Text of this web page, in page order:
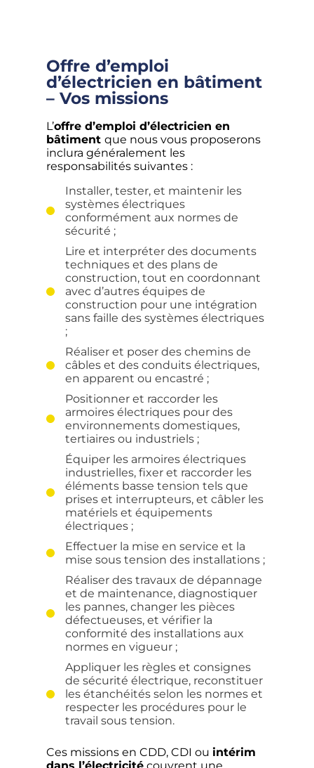
Offre d’emploi
d’électricien en bâtiment
– Vos missions
L’offre d’emploi d’électricien en
bâtiment que nous vous proposerons
inclura généralement les
responsabilités suivantes :
Installer, tester, et maintenir les
systèmes électriques
conformément aux normes de
sécurité ;
Lire et interpréter des documents
techniques et des plans de
construction, tout en coordonnant
avec d’autres équipes de
construction pour une intégration
sans faille des systèmes électriques
;
Réaliser et poser des chemins de
câbles et des conduits électriques,
en apparent ou encastré ;
Positionner et raccorder les
armoires électriques pour des
environnements domestiques,
tertiaires ou industriels ;
Équiper les armoires électriques
industrielles, fixer et raccorder les
éléments basse tension tels que
prises et interrupteurs, et câbler les
matériels et équipements
électriques ;
Effectuer la mise en service et la
mise sous tension des installations ;
Réaliser des travaux de dépannage
et de maintenance, diagnostiquer
les pannes, changer les pièces
défectueuses, et vérifier la
conformité des installations aux
normes en vigueur ;
Appliquer les règles et consignes
de sécurité électrique, reconstituer
les étanchéités selon les normes et
respecter les procédures pour le
travail sous tension.
Ces missions en CDD, CDI ou intérim